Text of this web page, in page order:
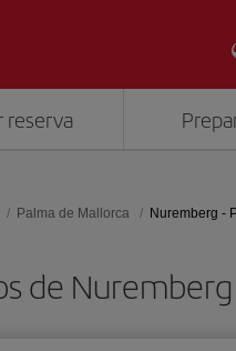
reserva
Palma de Mallorca Nuremberg -
de